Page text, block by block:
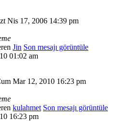
Nis 17, 2006 14:39 pm
Jin Son mesajı görüntüle
01:02 am
Mar 12, 2010 16:23 pm
kulahmet Son mesajı görüntüle
16:23 pm